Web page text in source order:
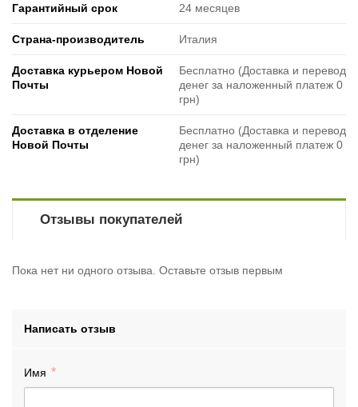
Гарантийный срок 24 месяцев
Страна-производитель Италия
Доставка курьером Новой
Почты
Бесплатно (Доставка и перевод
денег за наложенный платеж 0
грн)
Доставка в отделение
Новой Почты
Бесплатно (Доставка и перевод
денег за наложенный платеж 0
грн)
Отзывы покупателей
Пока нет ни одного отзыва. Оставьте отзыв первым
Написать отзыв
Имя